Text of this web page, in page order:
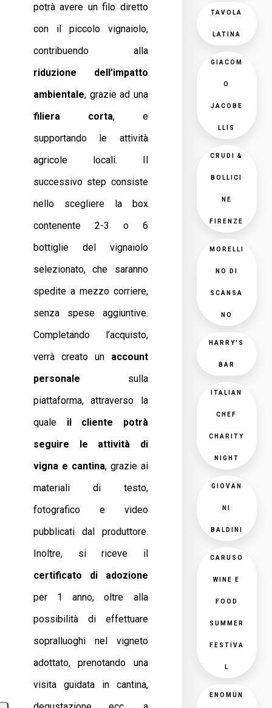
potrà avere un filo diretto
con il piccolo vignaiolo,
contribuendo alla
riduzione dell’impatto
ambientale, grazie ad una
filiera corta, e
supportando le attività
agricole locali. Il
successivo step consiste
nello scegliere la box
contenente 2-3 o 6
bottiglie del vignaiolo
selezionato, che saranno
spedite a mezzo corriere,
senza spese aggiuntive.
Completando l’acquisto,
verrà creato un account
personale sulla
piattaforma, attraverso la
quale il cliente potrà
seguire le attività di
vigna e cantina, grazie ai
materiali di testo,
fotografico e video
pubblicati dal produttore.
Inoltre, si riceve il
certificato di adozione
per 1 anno, oltre alla
possibilità di effettuare
sopralluoghi nel vigneto
adottato, prenotando una
visita guidata in cantina,
TAVOLA
LATINA
GIACOM
O
JACOBE
LLIS
CRUDI &
BOLLICI
NE
FIRENZE
MORELLI
NO DI
SCANSA
NO
HARRY'S
BAR
ITALIAN
CHEF
CHARITY
NIGHT
GIOVAN
NI
BALDINI
CARUSO
WINE E
FOOD
SUMMER
FESTIVA
L
ENOMUN